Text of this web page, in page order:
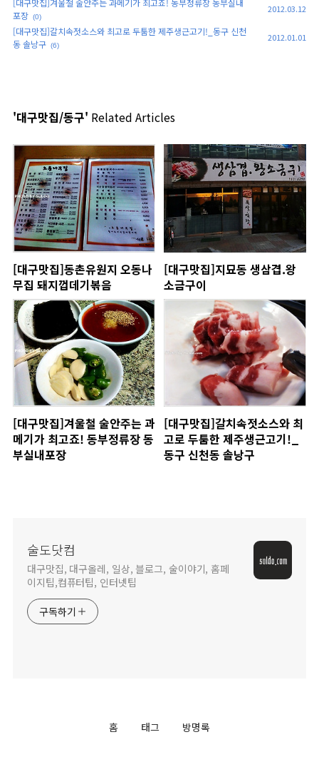
[대구맛집]겨울철 술안주는 과메기가 최고죠! 동부정류장 동부실내
포장 (0)
2012.03.12
[대구맛집]갈치속젓소스와 최고로 두툼한 제주생근고기!_동구 신천
동 솔낭구 (6)
2012.01.01
'대구맛집/동구' Related Articles
[대구맛집]동촌유원지 오동나
무집 돼지껍데기볶음
[대구맛집]지묘동 생삼겹.왕
소금구이
[대구맛집]겨울철 술안주는 과
메기가 최고죠! 동부정류장 동
부실내포장
[대구맛집]갈치속젓소스와 최
고로 두툼한 제주생근고기!_
동구 신천동 솔낭구
술도닷컴
대구맛집, 대구올레, 일상, 블로그, 술이야기, 홈페
이지팁,컴퓨터팁, 인터넷팁
구독하기
홈 태그 방명록